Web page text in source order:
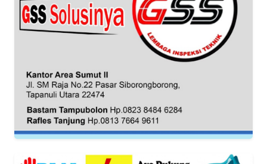
Wahana
News
WN
SUMUT
WN
JAKARTA